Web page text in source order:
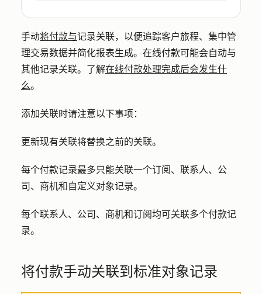
手动将付款与记录关联，以便追踪客户旅程、集中管
理交易数据并简化报表生成。在线付款可能会自动与
其他记录关联。了解在线付款处理完成后会发生什
么。
添加关联时请注意以下事项：
更新现有关联将替换之前的关联。
每个付款记录最多只能关联一个订阅、联系人、公
司、商机和自定义对象记录。
每个联系人、公司、商机和订阅均可关联多个付款记
录。
将付款手动关联到标准对象记录